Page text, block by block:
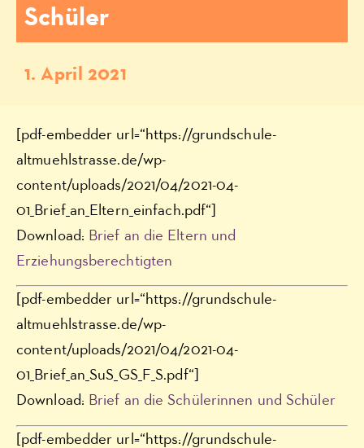
Schüler
1. April 2021
[pdf-embedder url=“https://grundschule-
altmuehlstrasse.de/wp-
content/uploads/2021/04/2021-04-
01_Brief_an_Eltern_einfach.pdf“]
Download: Brief an die Eltern und
Erziehungsberechtigten
[pdf-embedder url=“https://grundschule-
altmuehlstrasse.de/wp-
content/uploads/2021/04/2021-04-
01_Brief_an_SuS_GS_F_S.pdf“]
Download: Brief an die Schülerinnen und Schüler
[pdf-embedder url=“https://grundschule-